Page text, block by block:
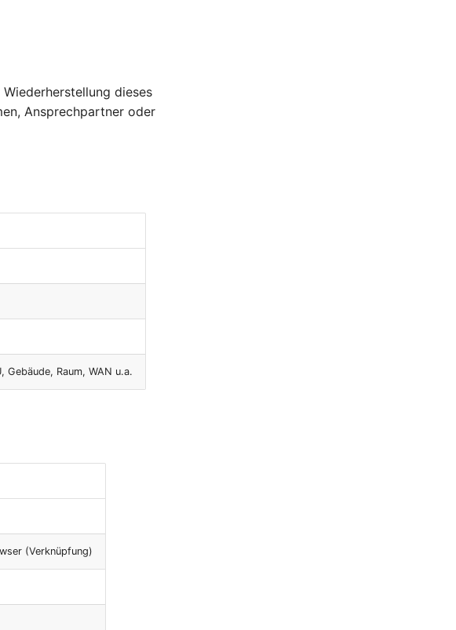
dieses
Ansprechpartner oder
Gebäude, Raum, WAN u.a.
(Verknüpfung)